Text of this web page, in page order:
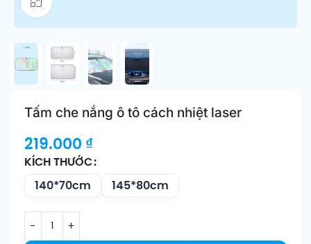
Tấm che nắng ô tô cách nhiệt laser
219.000 ₫
KÍCH THƯỚC
140*70cm
145*80cm